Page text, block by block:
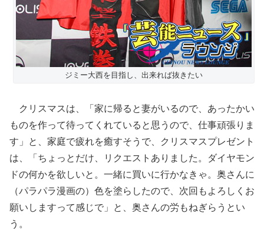
ジミー大西を目指し、出来れば抜きたい
クリスマスは、「家に帰ると妻がいるので、あったかい
ものを作って待ってくれていると思うので、仕事頑張りま
す」と、家庭で疲れを癒すそうで、クリスマスプレゼント
は、「ちょっとだけ、リクエストありました。ダイヤモン
ドの何かを欲しいと。一緒に買いに行かなきゃ。奥さんに
（パラパラ漫画の）色を塗らしたので、次回もよろしくお
願いしますって感じで」と、奥さんの労もねぎらうとい
う。